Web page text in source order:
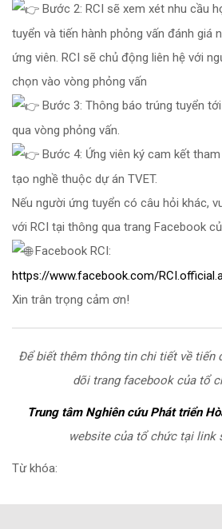
Bước 2: RCI sẽ xem xét nhu cầu
tuyển và tiến hành phỏng vấn đánh giá
ứng viên. RCI sẽ chủ động liên hệ với
chọn vào vòng phỏng vấn
Bước 3: Thông báo trúng tuyển
qua vòng phỏng vấn.
Bước 4: Ứng viên ký cam kết
tạo nghề thuộc dự án TVET.
Nếu người ứng tuyển có câu hỏi khác,
với RCI tại thông qua trang Facebook
Facebook RCI:
https://www.facebook.com/
Xin trân trọng cảm ơn!
Để biết thêm thông tin chi tiết về tiến
dõi trang facebook của tổ
Trung tâm Nghiên cứu Phát triển
website của tổ chức tại link
Từ khóa: